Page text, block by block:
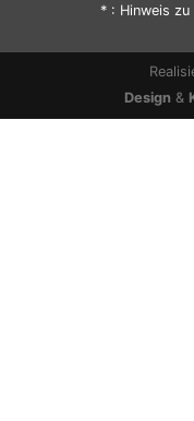
* : Hinweis
Design &